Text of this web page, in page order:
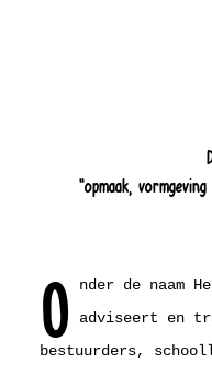
"opmaak,
O
nder de naam
adviseert en
bestuurders,